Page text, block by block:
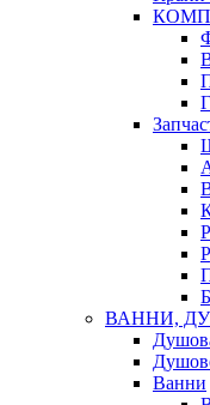
ВАННИ,
Ванни